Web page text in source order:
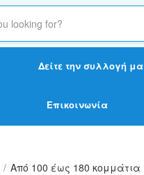
Δείτε την συλλογή
Επικοινωνία
/ Από 100 έως 180 κομμάτια